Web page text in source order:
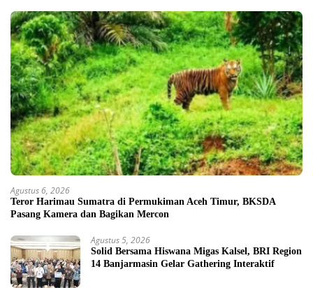
Agustus 6, 2026
Teror Harimau Sumatra di Permukiman Aceh Timur, BKSDA
Pasang Kamera dan Bagikan Mercon
Agustus 5, 2026
Solid Bersama Hiswana Migas Kalsel, BRI Region
14 Banjarmasin Gelar Gathering Interaktif